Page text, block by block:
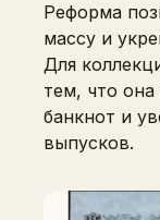
Реформа
массу и
Для
тем, что
банкнот и
выпусков.